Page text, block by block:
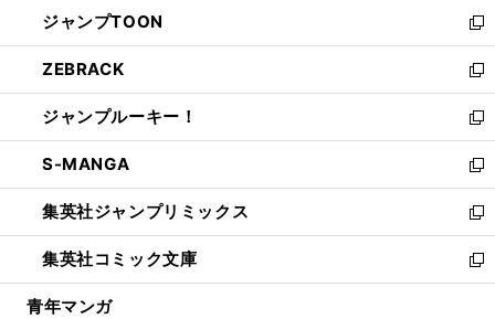
く
で
開
く
ド
ウ
で
開
く
ィ
ン
ド
ウ
で
開
く
い
ウ
ィ
ン
ド
ウ
で
開
く
ジャンプTOON
新
し
い
ウ
ィ
ン
ド
ウ
で
開
く
ZEBRACK
新
し
い
ウ
ィ
ン
ド
ウ
で
開
ジャンプルーキー！
新
し
い
ウ
ィ
ン
ド
ウ
S-MANGA
新
し
い
ウ
ィ
ン
集英社ジャンプリミックス
新
し
い
ウ
集英社コミック文庫
新
し
青年マンガ